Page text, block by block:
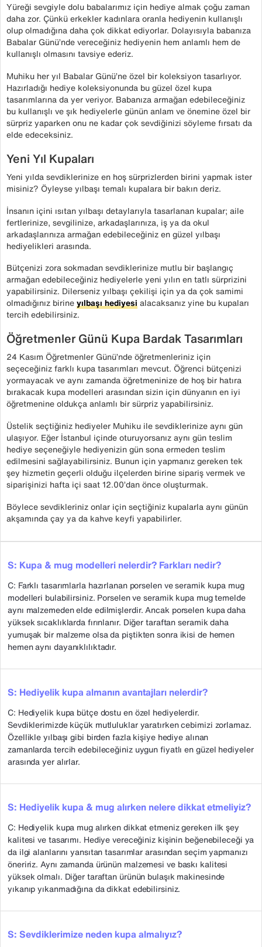
Yüreği sevgiyle dolu babalarımız için hediye almak çoğu zaman
daha zor. Çünkü erkekler kadınlara oranla hediyenin kullanışlı
olup olmadığına daha çok dikkat ediyorlar. Dolayısıyla babanıza
Babalar Günü’nde vereceğiniz hediyenin hem anlamlı hem de
kullanışlı olmasını tavsiye ederiz.
Muhiku her yıl Babalar Günü’ne özel bir koleksiyon tasarlıyor.
Hazırladığı hediye koleksiyonunda bu güzel özel kupa
tasarımlarına da yer veriyor. Babanıza armağan edebileceğiniz
bu kullanışlı ve şık hediyelerle günün anlam ve önemine özel bir
sürpriz yaparken onu ne kadar çok sevdiğinizi söyleme fırsatı da
elde edeceksiniz.
Yeni Yıl Kupaları
Yeni yılda sevdiklerinize en hoş sürprizlerden birini yapmak ister
misiniz? Öyleyse yılbaşı temalı kupalara bir bakın deriz.
İnsanın içini ısıtan yılbaşı detaylarıyla tasarlanan kupalar; aile
fertlerinize, sevgilinize, arkadaşlarınıza, iş ya da okul
arkadaşlarınıza armağan edebileceğiniz en güzel yılbaşı
hediyelikleri arasında.
Bütçenizi zora sokmadan sevdiklerinize mutlu bir başlangıç
armağan edebileceğiniz hediyelerle yeni yılın en tatlı sürprizini
yapabilirsiniz. Dilerseniz yılbaşı çekilişi için ya da çok samimi
olmadığınız birineyılbaşı hediyesialacaksanız yine bu kupaları
tercih edebilirsiniz.
Öğretmenler Günü Kupa Bardak Tasarımları
24 Kasım Öğretmenler Günü’nde öğretmenleriniz için
seçeceğiniz farklı kupa tasarımları mevcut. Öğrenci bütçenizi
yormayacak ve aynı zamanda öğretmeninize de hoş bir hatıra
bırakacak kupa modelleri arasından sizin için dünyanın en iyi
öğretmenine oldukça anlamlı bir sürpriz yapabilirsiniz.
Üstelik seçtiğiniz hediyeler Muhiku ile sevdiklerinize aynı gün
ulaşıyor. Eğer İstanbul içinde oturuyorsanız aynı gün teslim
hediye seçeneğiyle hediyenizin gün sona ermeden teslim
edilmesini sağlayabilirsiniz. Bunun için yapmanız gereken tek
şey hizmetin geçerli olduğu ilçelerden birine sipariş vermek ve
siparişinizi hafta içi saat 12.00’dan önce oluşturmak.
Böylece sevdikleriniz onlar için seçtiğiniz kupalarla aynı günün
akşamında çay ya da kahve keyfi yapabilirler.
S: Kupa & mug modelleri nelerdir? Farkları nedir?
C: Farklı tasarımlarla hazırlanan porselen ve seramik kupa mug
modelleri bulabilirsiniz. Porselen ve seramik kupa mug temelde
aynı malzemeden elde edilmişlerdir. Ancak porselen kupa daha
yüksek sıcaklıklarda fırınlanır. Diğer taraftan seramik daha
yumuşak bir malzeme olsa da piştikten sonra ikisi de hemen
hemen aynı dayanıklılıktadır.
S: Hediyelik kupa almanın avantajları nelerdir?
C: Hediyelik kupa bütçe dostu en özel hediyelerdir.
Sevdiklerimizde küçük mutluluklar yaratırken cebimizi zorlamaz.
Özellikle yılbaşı gibi birden fazla kişiye hediye alınan
zamanlarda tercih edebileceğiniz uygun fiyatlı en güzel hediyeler
arasında yer alırlar.
S: Hediyelik kupa & mug alırken nelere dikkat etmeliyiz?
C: Hediyelik kupa mug alırken dikkat etmeniz gereken ilk şey
kalitesi ve tasarımı. Hediye vereceğiniz kişinin beğenebileceği ya
da ilgi alanlarını yansıtan tasarımlar arasından seçim yapmanızı
öneririz. Aynı zamanda ürünün malzemesi ve baskı kalitesi
yüksek olmalı. Diğer taraftan ürünün bulaşık makinesinde
yıkanıp yıkanmadığına da dikkat edebilirsiniz.
S: Sevdiklerimize neden kupa almalıyız?